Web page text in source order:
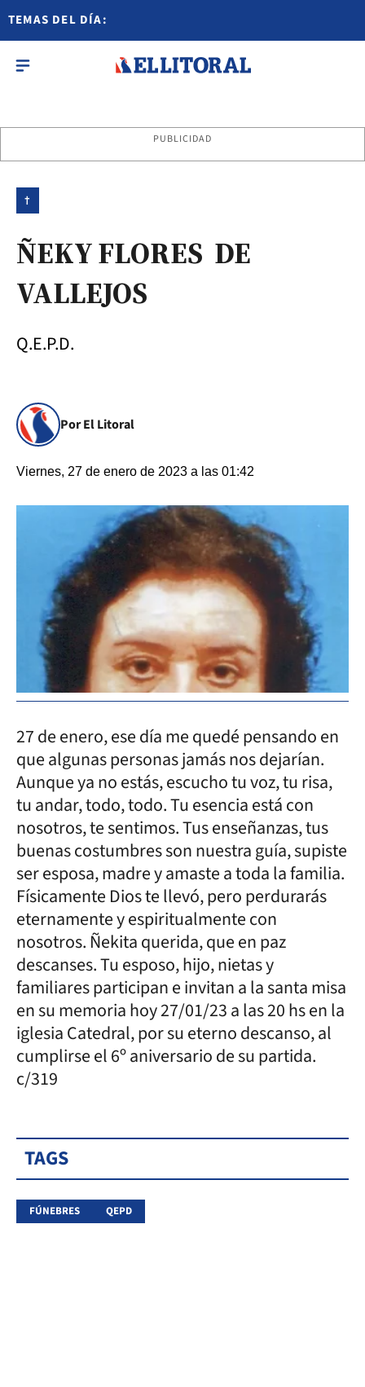
TEMAS DEL DÍA:
PUBLICIDAD
†
ÑEKY FLORES DE
VALLEJOS
Q.E.P.D.
Por El Litoral
Viernes, 27 de enero de 2023 a las 01:42
27 de enero, ese día me quedé pensando en
que algunas personas jamás nos dejarían.
Aunque ya no estás, escucho tu voz, tu risa,
tu andar, todo, todo. Tu esencia está con
nosotros, te sentimos. Tus enseñanzas, tus
buenas costumbres son nuestra guía, supiste
ser esposa, madre y amaste a toda la familia.
Físicamente Dios te llevó, pero perdurarás
eternamente y espiritualmente con
nosotros. Ñekita querida, que en paz
descanses. Tu esposo, hijo, nietas y
familiares participan e invitan a la santa misa
en su memoria hoy 27/01/23 a las 20 hs en la
iglesia Catedral, por su eterno descanso, al
cumplirse el 6º aniversario de su partida.
c/319
TAGS
FÚNEBRES QEPD